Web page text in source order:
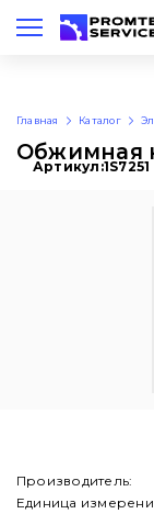
Рус
Главная Каталог
Обжимная
Артикул:1S7251
Производитель:
Единица